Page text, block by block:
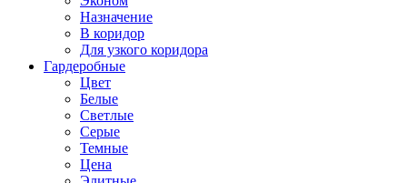
Назначение
В коридор
Для узкого коридора
Гардеробные
Цвет
Белые
Светлые
Серые
Темные
Цена